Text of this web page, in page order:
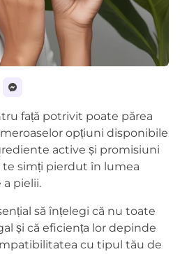
față potrivit poate părea
opțiuni disponibile
active și promisiuni
simți pierdut în lumea
pielii.
să înțelegi că nu toate
și că eficiența lor depinde
cu tipul tău de